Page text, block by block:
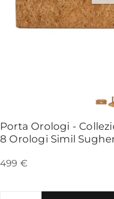
Porta Orologi -
8 Orologi Simil
499 €